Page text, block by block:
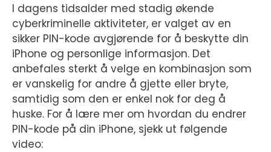
I dagens tidsalder med stadig økende
cyberkriminelle aktiviteter, er valget av en
sikker PIN-kode avgjørende for å beskytte din
iPhone og personlige informasjon. Det
anbefales sterkt å velge en kombinasjon som
er vanskelig for andre å gjette eller bryte,
samtidig som den er enkel nok for deg å
huske. For å lære mer om hvordan du endrer
PIN-kode på din iPhone, sjekk ut følgende
video: